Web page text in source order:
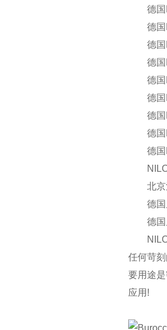
德国
德国
德国
德国
德国
德国
德国
德国
德国
北京汉
德国尼
德国尼
NILOS
任何苛
要用途
应用!